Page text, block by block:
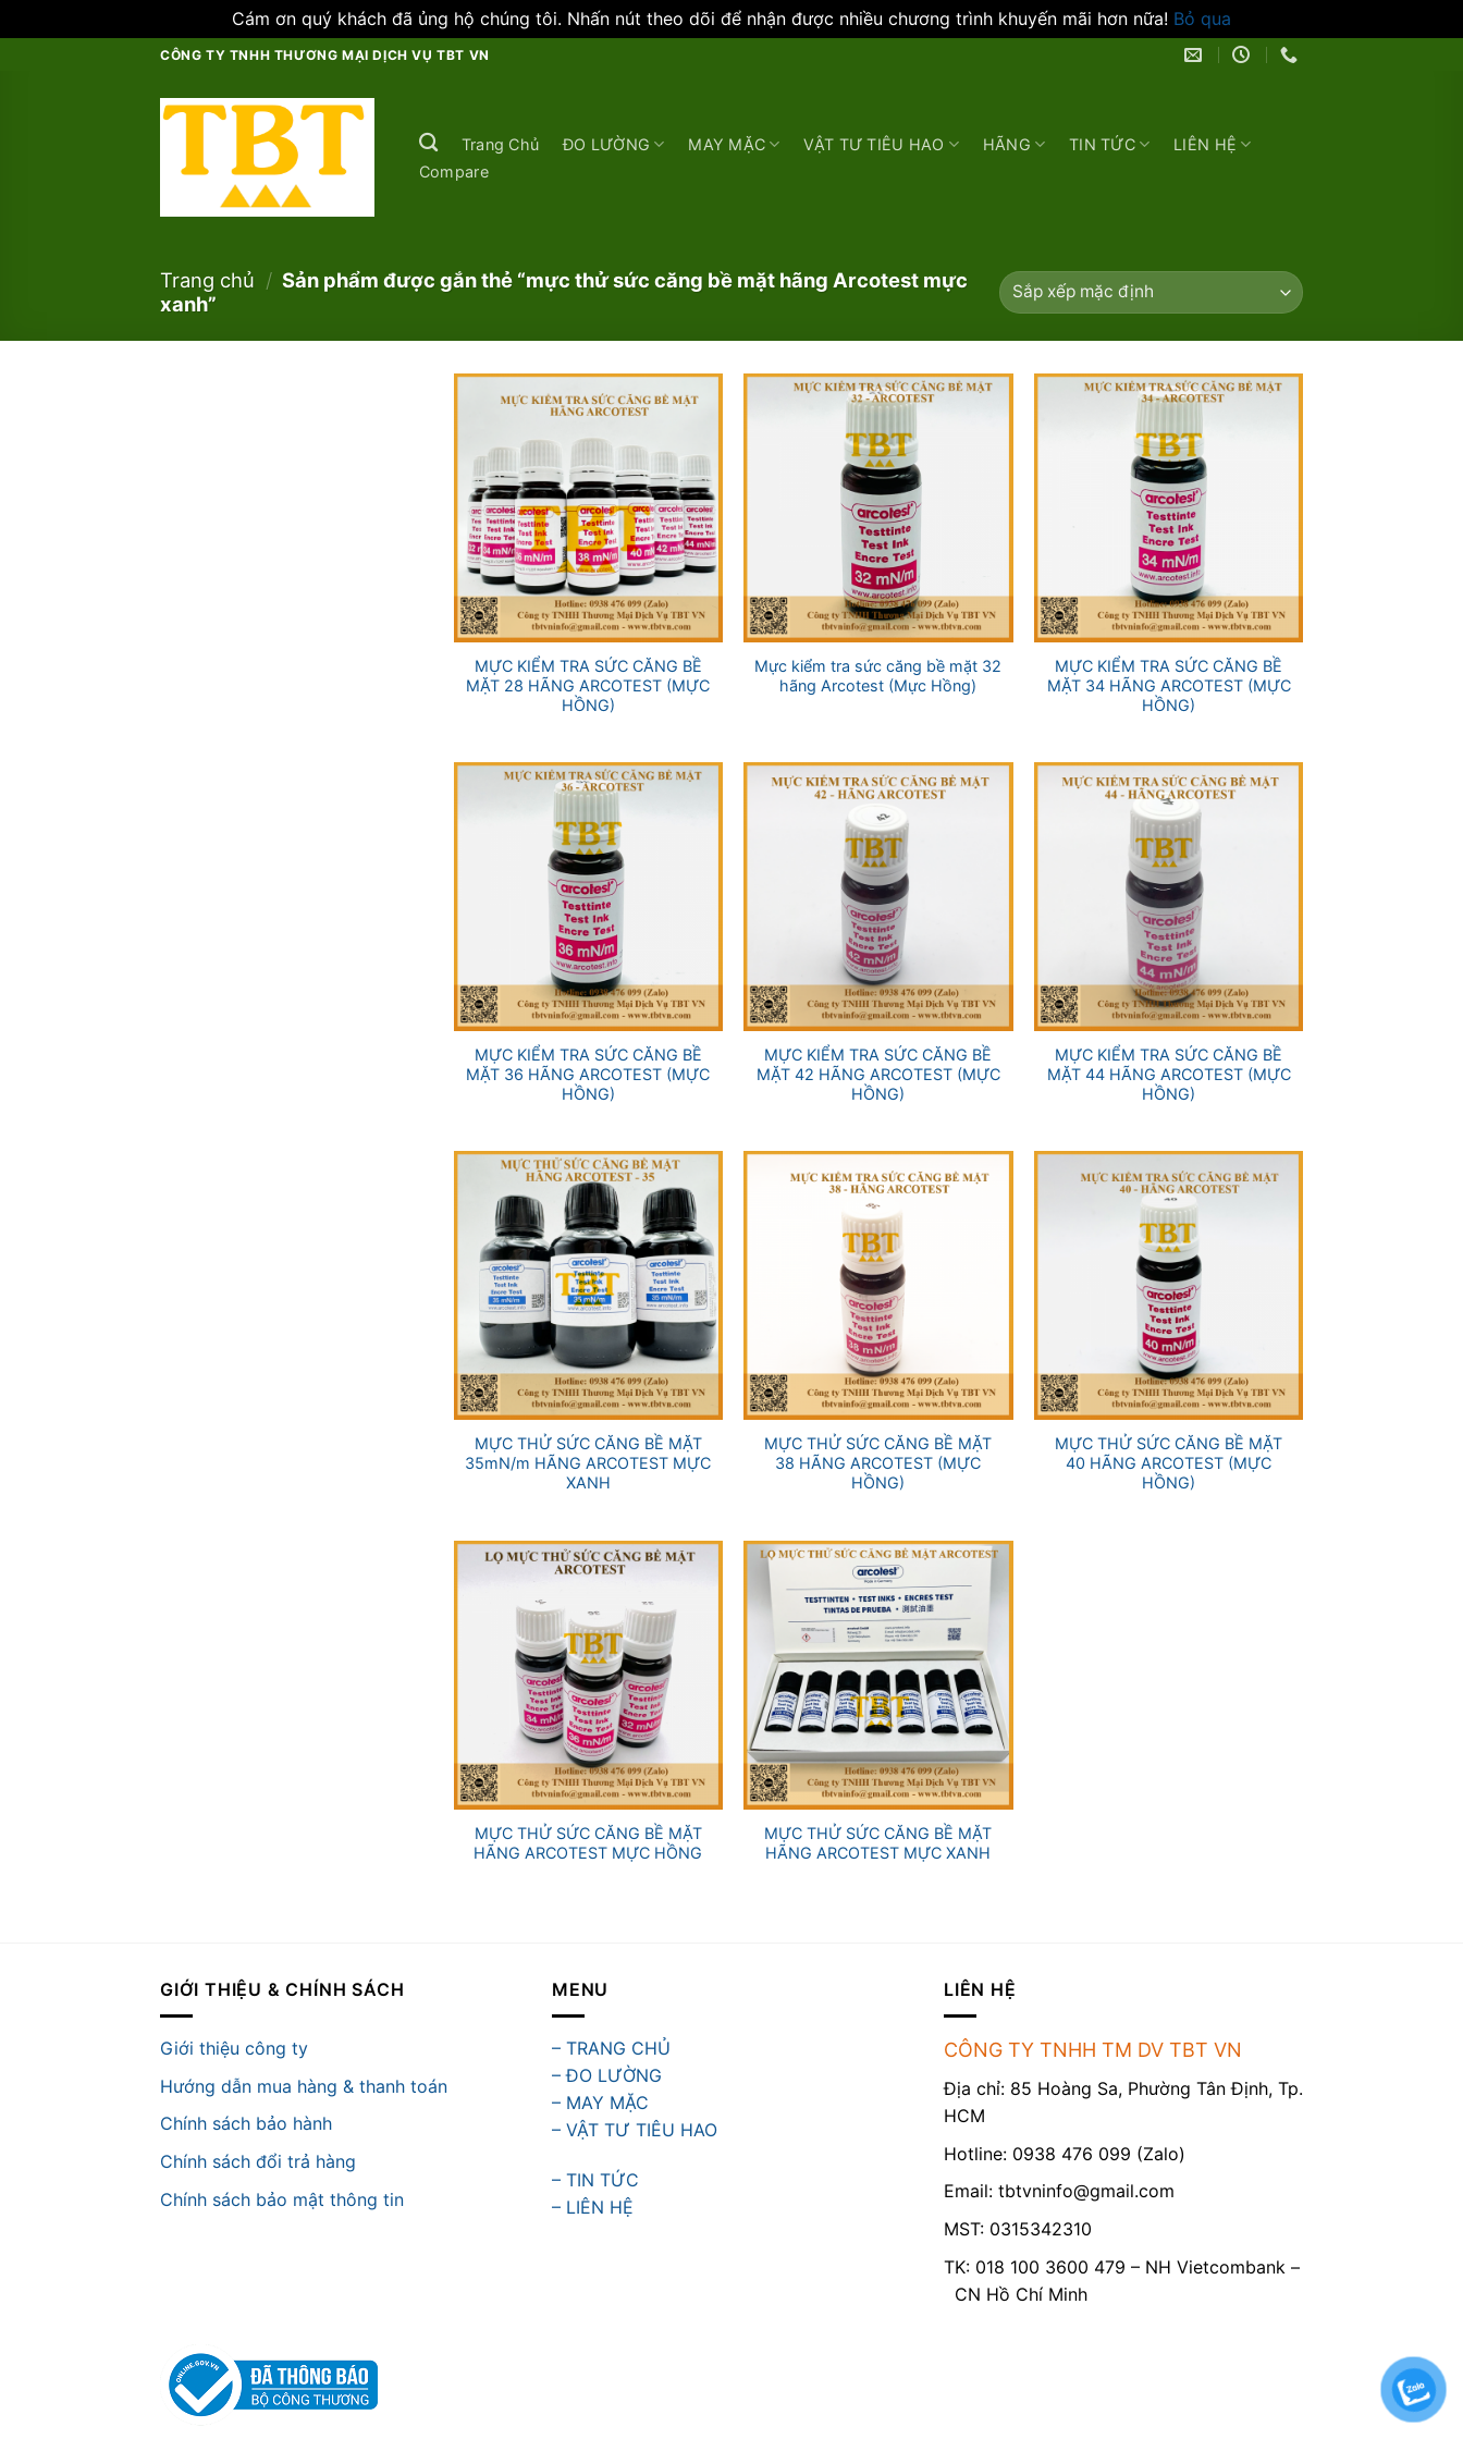
Cám ơn quý khách đã ủng hộ chúng tôi. Nhấn nút theo dõi để nhận được nhiều chương trình khuyến mãi hơn nữa! Bỏ qua
CÔNG TY TNHH THƯƠNG MẠI DỊCH VỤ TBT VN
Trang Chủ ĐO LƯỜNG MAY MẶC VẬT TƯ TIÊU HAO HÃNG TIN TỨC
LIÊN HỆ
Compare
Trang chủ / Sản phẩm được gắn thẻ “mực thử sức căng bề mặt hãng Arcotest mực
xanh”
+
MỰC KIỂM TRA SỨC CĂNG BỀ
MẶT 28 HÃNG ARCOTEST (MỰC
HỒNG)
+
Mực kiểm tra sức căng bề mặt 32
hãng Arcotest (Mực Hồng)
+
MỰC KIỂM TRA SỨC CĂNG BỀ
MẶT 34 HÃNG ARCOTEST (MỰC
HỒNG)
+
MỰC KIỂM TRA SỨC CĂNG BỀ
MẶT 36 HÃNG ARCOTEST (MỰC
HỒNG)
+
MỰC KIỂM TRA SỨC CĂNG BỀ
MẶT 42 HÃNG ARCOTEST (MỰC
HỒNG)
+
MỰC KIỂM TRA SỨC CĂNG BỀ
MẶT 44 HÃNG ARCOTEST (MỰC
HỒNG)
+
MỰC THỬ SỨC CĂNG BỀ MẶT
35mN/m HÃNG ARCOTEST MỰC
XANH
+
MỰC THỬ SỨC CĂNG BỀ MẶT
38 HÃNG ARCOTEST (MỰC
HỒNG)
+
MỰC THỬ SỨC CĂNG BỀ MẶT
40 HÃNG ARCOTEST (MỰC
HỒNG)
+
MỰC THỬ SỨC CĂNG BỀ MẶT
HÃNG ARCOTEST MỰC HỒNG
+
MỰC THỬ SỨC CĂNG BỀ MẶT
HÃNG ARCOTEST MỰC XANH
GIỚI THIỆU & CHÍNH SÁCH
Giới thiệu công ty
Hướng dẫn mua hàng & thanh toán
Chính sách bảo hành
Chính sách đổi trả hàng
Chính sách bảo mật thông tin
MENU
– TRANG CHỦ
– ĐO LƯỜNG
– MAY MẶC
– VẬT TƯ TIÊU HAO
– TIN TỨC
– LIÊN HỆ
LIÊN HỆ
CÔNG TY TNHH TM DV TBT VN
Địa chỉ: 85 Hoàng Sa, Phường Tân Định, Tp.
HCM
Hotline: 0938 476 099 (Zalo)
Email: tbtvninfo@gmail.com
MST: 0315342310
TK: 018 100 3600 479 – NH Vietcombank –
CN Hồ Chí Minh